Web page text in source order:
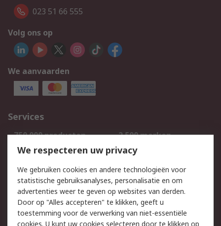
023 51 66 555
Volg ons op
We aanvaarden
Services
750.000 producten
2.500 merken
Bestellen
Inkoopoplossingen
Track & Trace
Wettelijk
Cookiebeleid Email veiligheid
We respecteren uw privacy
We gebruiken cookies en andere technologieën voor
statistische gebruiksanalyses, personalisatie en om
advertenties weer te geven op websites van derden.
Door op "Alles accepteren" te klikken, geeft u
toestemming voor de verwerking van niet-essentiële
cookies. U kunt uw cookies selecteren door te klikken op